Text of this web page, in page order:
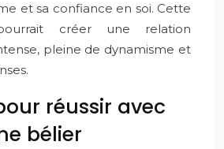
et sa confiance en soi. Cette
créer une relation
pleine de dynamisme et
réussir avec
bélier